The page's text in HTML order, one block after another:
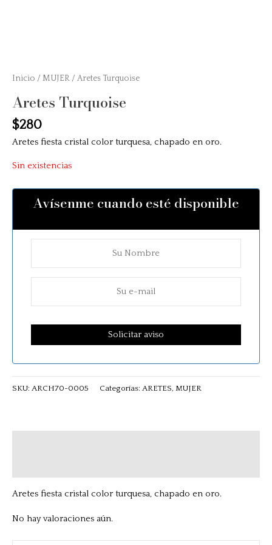
Inicio / MUJER / Aretes Turquoise
Aretes Turquoise
$280
Aretes fiesta cristal color turquesa, chapado en oro.
Sin existencias
Avísenme cuando esté disponible
SKU: ARCH70-0005 Categorías: ARETES MUJER
Aretes fiesta cristal color turquesa, chapado en oro.
No hay valoraciones aún.